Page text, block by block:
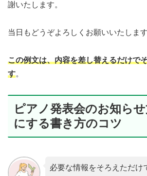
謝いたします。
当日もどうぞよろしくお願いいたします
この例文は、内容を差し替えるだけで
す。
ピアノ発表会のお知ら
にする書き方のコツ
必要な情報をそろえただけ